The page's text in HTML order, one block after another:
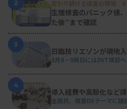
2 変わり続ける検査の現場
生理検査のパニック値
た後”まで確認
3
日臨技リエゾンが現地
8月8・9両日にはDVT検診へ
4
導入経費や高齢化など
全医共、検査DXテーマに議